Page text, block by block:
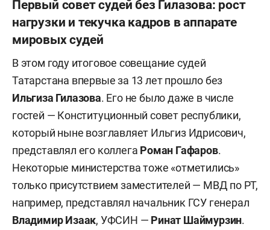
Первый совет судей без Гилазова: рост
нагрузки и текучка кадров в аппарате
мировых судей
В этом году итоговое совещание судей
Татарстана впервые за 13 лет прошло без
Ильгиза Гилазова. Его не было даже в числе
гостей — Конституционный совет республики,
который ныне возглавляет Ильгиз Идрисович,
представлял его коллега Роман Гафаров.
Некоторые министерства тоже «отметились»
только присутствием заместителей — МВД по РТ,
например, представлял начальник ГСУ генерал
Владимир Изаак, УФСИН — Ринат Шаймурзин.